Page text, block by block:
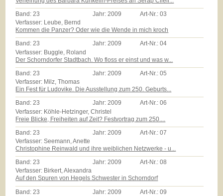
Band:23 Jahr:2009 Art-Nr.:03
Verfasser: Leube, Bernd
Kommen die Panzer? Oder wie die Wende in mich kroch
Band:23 Jahr:2009 Art-Nr.:04
Verfasser: Buggle, Roland
Der Schorndorfer Stadtbach. Wo floss er einst und was w...
Band:23 Jahr:2009 Art-Nr.:05
Verfasser: Milz, Thomas
Ein Fest für Ludovike. Die Ausstellung zum 250. Geburts...
Band:23 Jahr:2009 Art-Nr.:06
Verfasser: Köhle-Hetzinger, Christel
Freie Blicke, Freiheiten auf Zeit? Festvortrag zum 250....
Band: 23 Jahr: 2009 Art-Nr.:07
Verfasser: Seemann, Anette
Christophine Reinwald und ihre weiblichen Netzwerke - u...
Band:23 Jahr:2009 Art-Nr.:08
Verfasser: Birkert, Alexandra
Auf den Spuren von Hegels Schwester in Schorndorf
Band: 23 Jahr: 2009 Art-Nr.:09